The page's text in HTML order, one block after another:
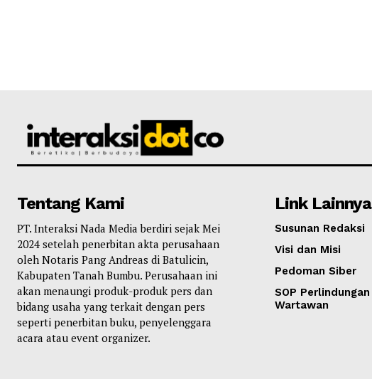
Tentang Kami
PT. Interaksi Nada Media berdiri sejak Mei
2024 setelah penerbitan akta perusahaan
oleh Notaris Pang Andreas di Batulicin,
Kabupaten Tanah Bumbu. Perusahaan ini
akan menaungi produk-produk pers dan
bidang usaha yang terkait dengan pers
seperti penerbitan buku, penyelenggara
acara atau event organizer.
Link Lainnya
Susunan Redaksi
Visi dan Misi
Pedoman Siber
SOP Perlindungan
Wartawan